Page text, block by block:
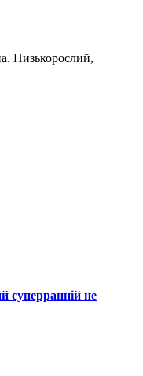
Низькорослий,
суперранній не